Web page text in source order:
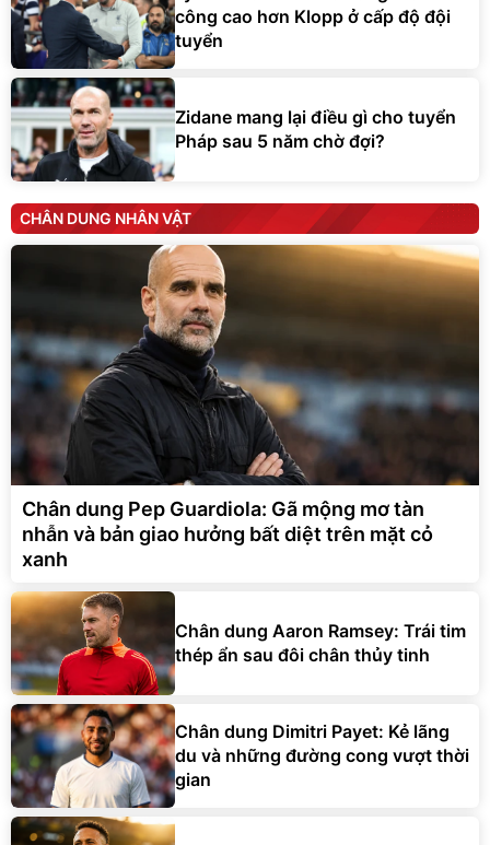
công cao hơn Klopp ở cấp độ đội
tuyển
Zidane mang lại điều gì cho tuyển
Pháp sau 5 năm chờ đợi?
CHÂN DUNG NHÂN VẬT
Chân dung Pep Guardiola: Gã mộng mơ tàn
nhẫn và bản giao hưởng bất diệt trên mặt cỏ
xanh
Chân dung Aaron Ramsey: Trái tim
thép ẩn sau đôi chân thủy tinh
Chân dung Dimitri Payet: Kẻ lãng
du và những đường cong vượt thời
gian